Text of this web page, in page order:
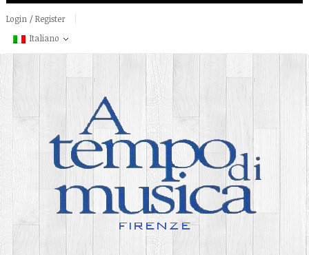
Login / Register
Italiano